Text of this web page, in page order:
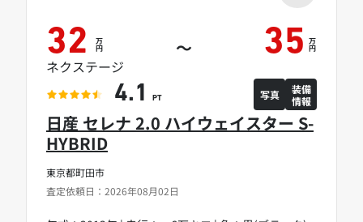
東京都町田市
査定依頼日：2026年08月02日
日産 セレナ 2.0 ハイウェイスター S-
HYBRID
32 万
円 ～ 35 万
円
ネクステージ
4.1 PT 写真
装備
情報